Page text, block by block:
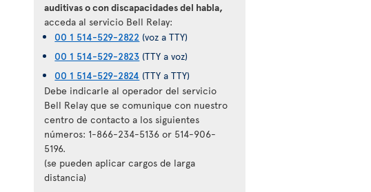
auditivas o con discapacidades del habla,
acceda al servicio Bell Relay:
00 1 514-529-2822 (voz a TTY)
00 1 514-529-2823 (TTY a voz)
00 1 514-529-2824 (TTY a TTY)
Debe indicarle al operador del servicio
Bell Relay que se comunique con nuestro
centro de contacto a los siguientes
números: 1-866-234-5136 or 514-906-
5196.
(se pueden aplicar cargos de larga
distancia)